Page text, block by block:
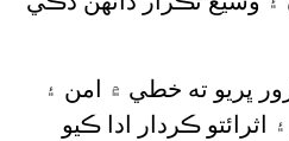
ڀريو ته خطي ۾ امن ۽
اثرائتو ڪردار ادا ڪيو